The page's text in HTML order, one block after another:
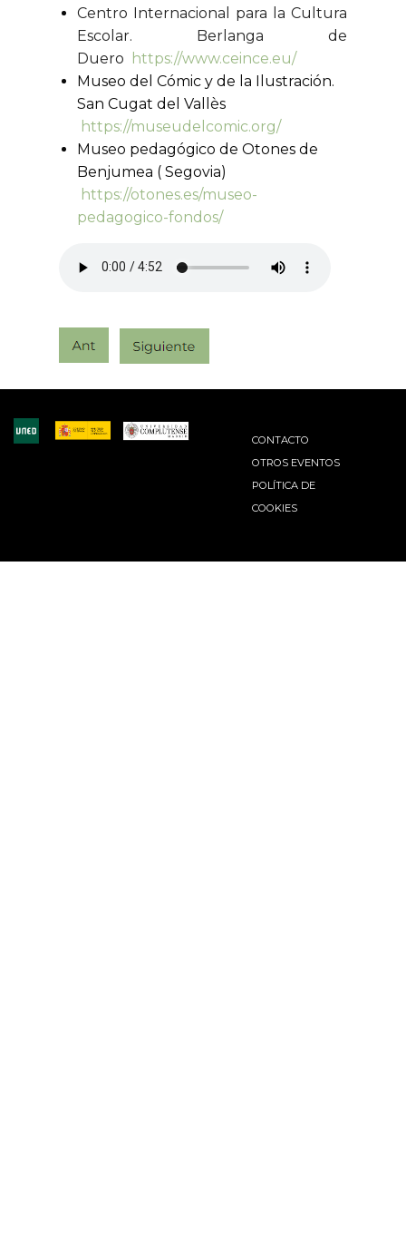
Centro Internacional para la Cultura
Escolar. Berlanga de
Duero
https://www.ceince.eu/
Museo del Cómic y de la Ilustración.
San Cugat del Vallès
https://museudelcomic.org/
Museo pedagógico de Otones de
Benjumea ( Segovia)
https://otones.es/museo-
pedagogico-fondos/
CONTACTO
OTROS EVENTOS
POLÍTICA DE
COOKIES